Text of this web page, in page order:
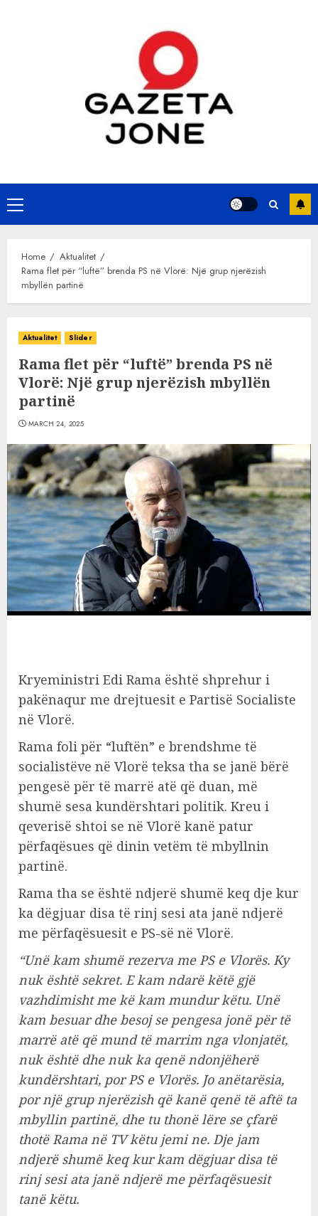
Primary
Menu
Home
Aktualitet
Rama flet për “luftë” brenda PS në Vlorë: Një grup njerëzish
mbyllën partinë
Aktualitet Slider
Rama flet për “luftë” brenda PS në
Vlorë: Një grup njerëzish mbyllën
partinë
MARCH 24, 2025
Kryeministri Edi Rama është shprehur i
pakënaqur me drejtuesit e Partisë Socialiste
në Vlorë.
Rama foli për “luftën” e brendshme të
socialistëve në Vlorë teksa tha se janë bërë
pengesë për të marrë atë që duan, më
shumë sesa kundërshtari politik. Kreu i
qeverisë shtoi se në Vlorë kanë patur
përfaqësues që dinin vetëm të mbyllnin
partinë.
Rama tha se është ndjerë shumë keq dje kur
ka dëgjuar disa të rinj sesi ata janë ndjerë
me përfaqësuesit e PS-së në Vlorë.
“Unë kam shumë rezerva me PS e Vlorës. Ky
nuk është sekret. E kam ndarë këtë gjë
vazhdimisht me kë kam mundur këtu. Unë
kam besuar dhe besoj se pengesa jonë për të
marrë atë që mund të marrim nga vlonjatët,
nuk është dhe nuk ka qenë ndonjëherë
kundërshtari, por PS e Vlorës. Jo anëtarësia,
por një grup njerëzish që kanë qenë të aftë ta
mbyllin partinë, dhe tu thonë lëre se çfarë
thotë Rama në TV këtu jemi ne. Dje jam
ndjerë shumë keq kur kam dëgjuar disa të
rinj sesi ata janë ndjerë me përfaqësuesit
tanë këtu.